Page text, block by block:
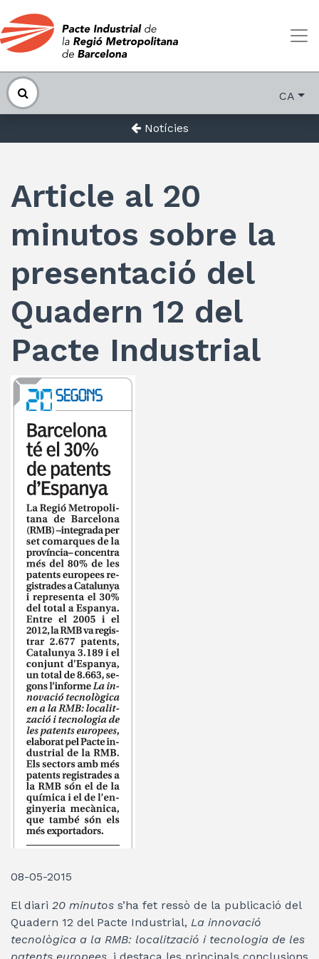
CA
Notícies
Article al 20
minutos sobre la
presentació del
Quadern 12 del
Pacte Industrial
08-05-2015
El diari 20 minutos s’ha fet ressò de la publicació del
Quadern 12 del Pacte Industrial, La innovació
tecnològica a la RMB: localització i tecnologia de les